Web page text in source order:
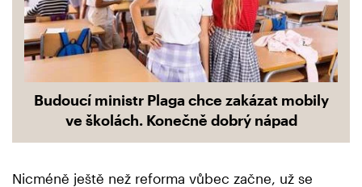
Budoucí ministr Plaga chce zakázat mobily
ve školách. Konečně dobrý nápad
Nicméně ještě než reforma vůbec začne, už se